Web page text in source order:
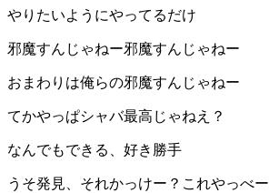
やりたいようにやってるだけ
邪魔すんじゃねー邪魔すんじゃねー
おまわりは俺らの邪魔すんじゃねー
てかやっぱシャバ最高じゃねえ？
なんでもできる、好き勝手
うそ発見、それかっけー？これやっべー